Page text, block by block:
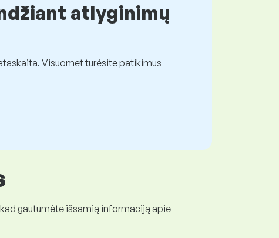
atlyginimų
Visuomet turėsite patikimus
gautumėte išsamią informaciją apie